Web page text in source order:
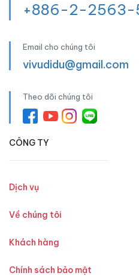
+886-2-2563-
Email cho chúng tôi
vivudidu@gmail.com
Theo dõi chúng tôi
CÔNG TY
Dịch vụ
Về chúng tôi
Khách hàng
Chính sách bảo mật